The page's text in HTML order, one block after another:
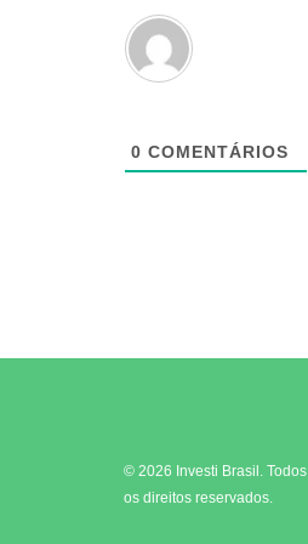
0 COMENTÁRIOS
© 2026 Investi Brasil. Todos
os direitos reservados.